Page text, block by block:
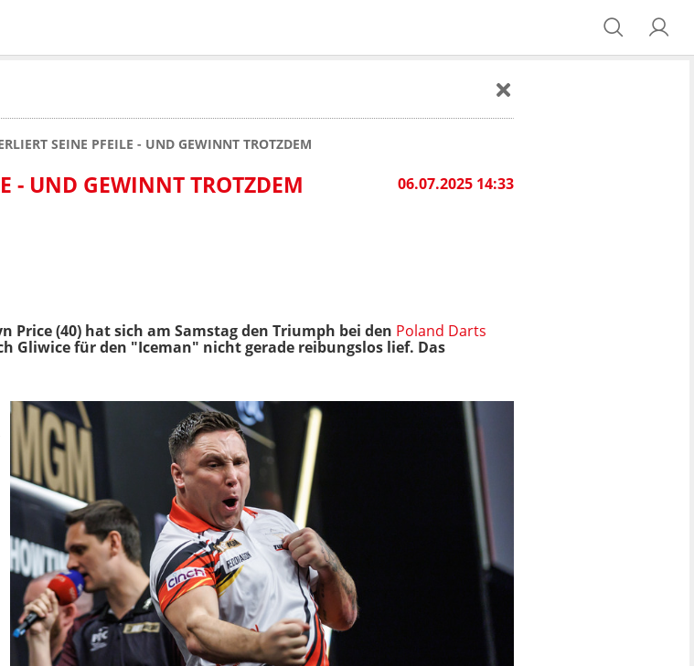
SEINE PFEILE - UND GEWINNT TROTZDEM
06.07.2025 14:33
- UND GEWINNT TROTZDEM
Price (40) hat sich am Samstag den Triumph bei den Poland Darts
Gliwice für den "Iceman" nicht gerade reibungslos lief. Das